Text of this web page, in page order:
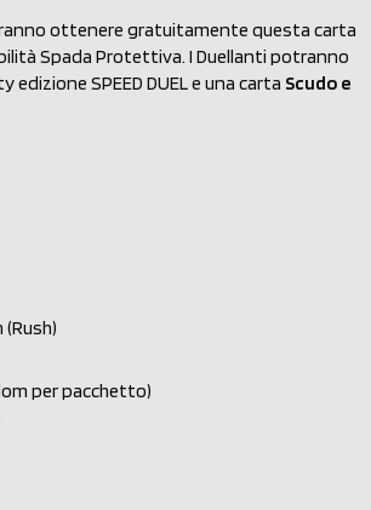
ottenere gratuitamente questa carta
Spada Protettiva. I Duellanti potranno
edizione SPEED DUEL e una carta Scudo e
per pacchetto)